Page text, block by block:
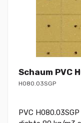
Schaum PVC
H080.03SGP
PVC